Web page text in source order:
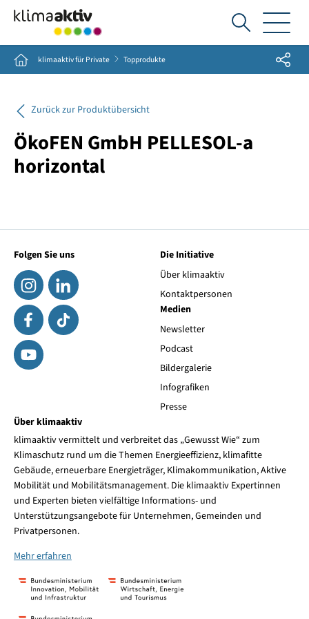
Ich
suche...
Home klimaaktiv für Private Topprodukte Share
Zurück zur Produktübersicht
ÖkoFEN GmbH PELLESOL-a
horizontal
Folgen Sie uns
Die Initiative
Über klimaaktiv
Kontaktpersonen
Medien
Newsletter
Podcast
Bildergalerie
Infografiken
Presse
Über klimaaktiv
klimaaktiv vermittelt und verbreitet das „Gewusst Wie“ zum
Klimaschutz rund um die Themen Energieeffizienz, klimafitte
Gebäude, erneuerbare Energieträger, Klimakommunikation, Aktive
Mobilität und Mobilitätsmanagement. Die klimaaktiv Expertinnen
und Experten bieten vielfältige Informations- und
Unterstützungsangebote für Unternehmen, Gemeinden und
Privatpersonen.
Mehr erfahren